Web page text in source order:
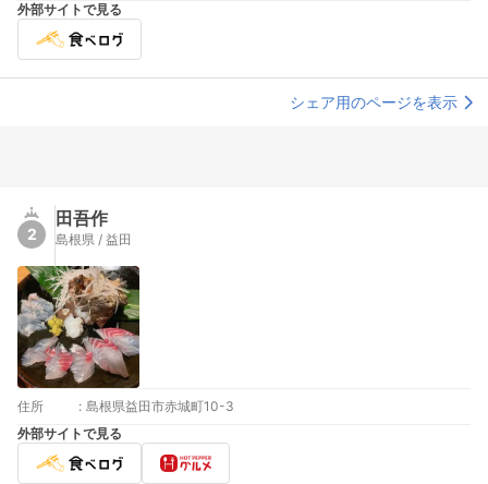
外部サイトで見る
シェア用のページを表示
2
田吾作
島根県 / 益田
住所 : 島根県益田市赤城町10-3
外部サイトで見る